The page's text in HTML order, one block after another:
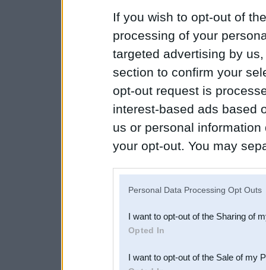
If you wish to opt-out of
processing of your
targeted advertising by
section to confirm your
opt-out request is
interest-based ads based
us or personal
your opt-out. You may
Downstream Participants
third parties.
Personal Data Processing Opt Outs
I want to opt-out of the Sharing of
Opted In
I want to opt-out of the Sale of my